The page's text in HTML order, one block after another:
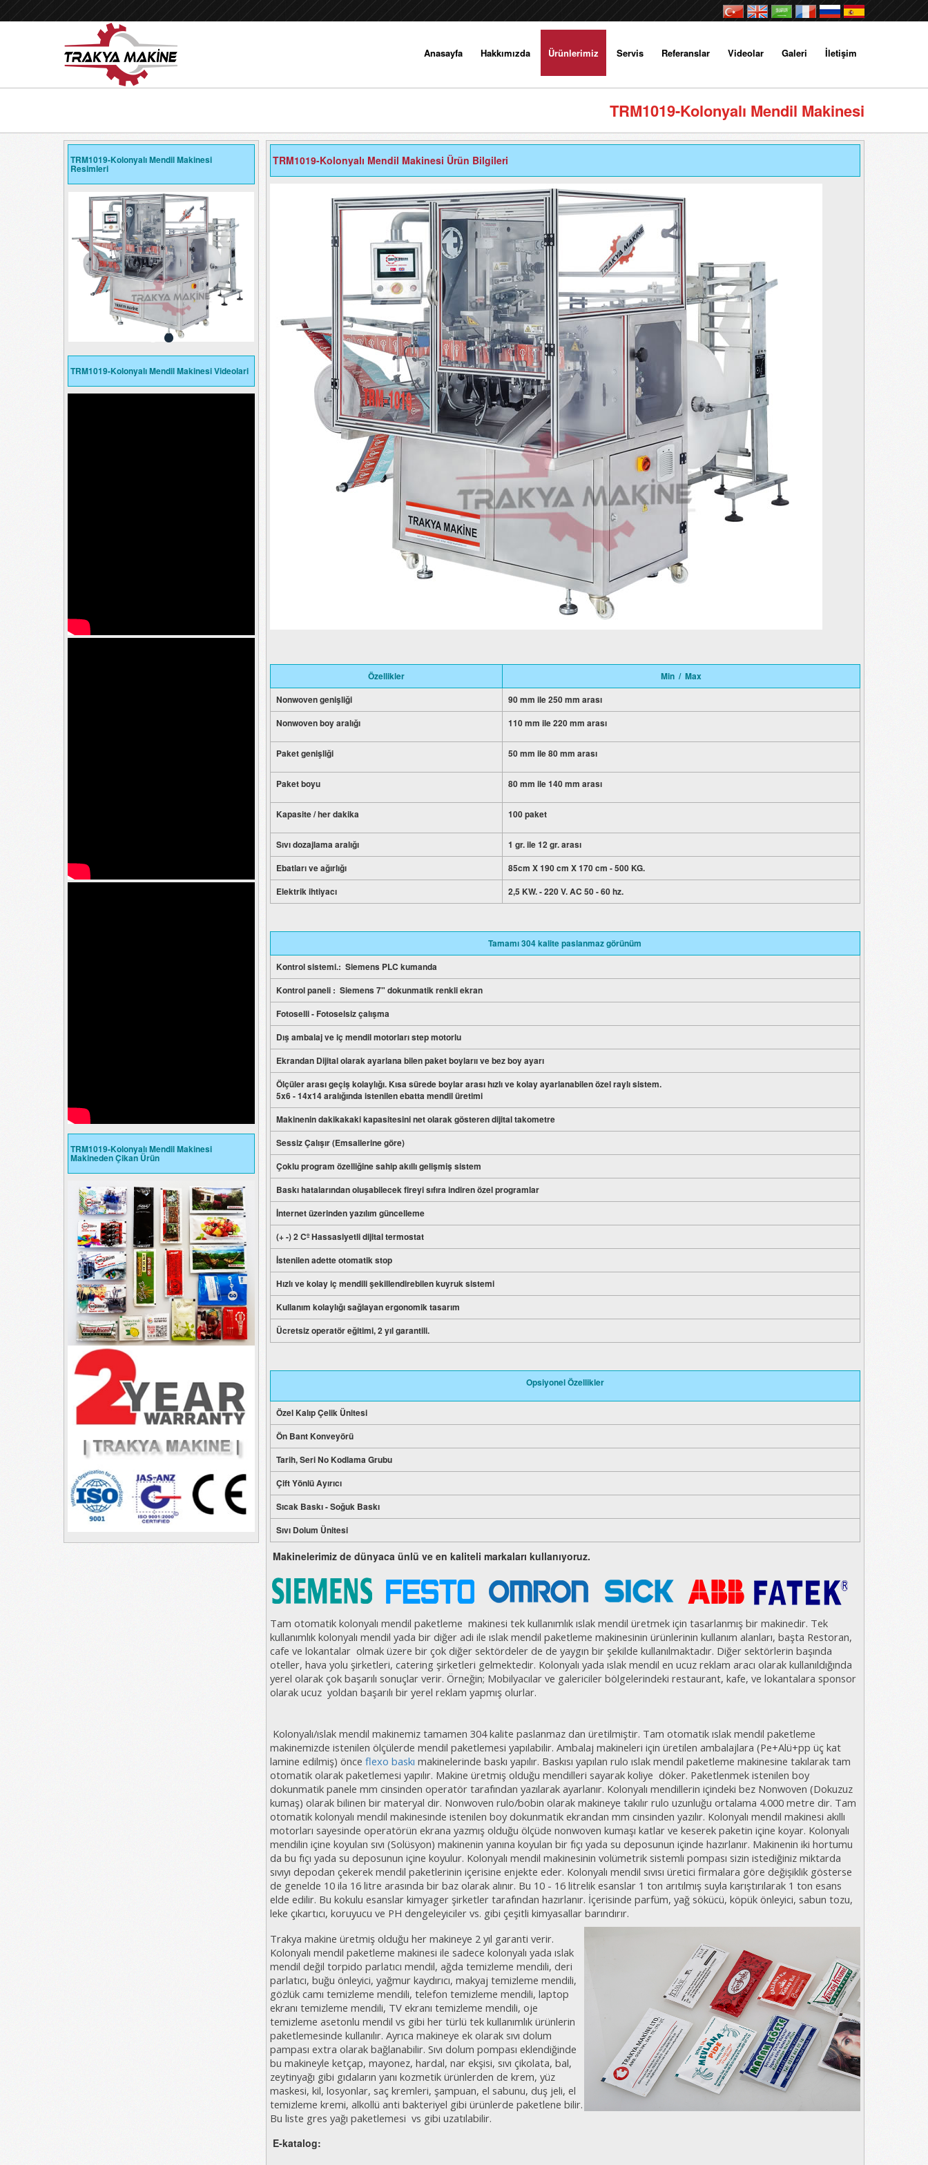
Anasayfa Hakkımızda Ürünlerimiz Servis Referanslar Videolar Galeri İletişim
TRM1019-Kolonyalı Mendil Makinesi
TRM1019-Kolonyalı Mendil Makinesi Ürün Bilgileri
Özellikler
Min / Max
Nonwoven genişliği
90 mm ile 250 mm arası
Nonwoven boy aralığı
110 mm ile 220 mm arası
Paket genişliği 50 mm ile 80 mm arası
Paket boyu 80 mm ile 140 mm arası
Kapasite / her dakika 100 paket
Sıvı dozajlama aralığı
1 gr. ile 12 gr. arası
Ebatları ve ağırlığı
85cm X 190 cm X 170 cm - 500 KG.
Elektrik ihtiyacı
2,5 KW. - 220 V. AC 50 - 60 hz.
Tamamı 304 kalite paslanmaz görünüm
Kontrol sistemi.: Siemens PLC kumanda
Kontrol paneli : Siemens 7" dokunmatik renkli ekran
Fotoselli - Fotoselsiz çalışma
Dış ambalaj ve iç mendil motorları step motorlu
Ekrandan Dijital olarak ayarlana bilen paket boylarıı ve bez boy ayarı
Ölçüler arası geçiş kolaylığı. Kısa sürede boylar arası hızlı ve kolay ayarlanabilen özel raylı sistem.
5x6 - 14x14 aralığında istenilen ebatta mendil üretimi
Makinenin dakikakaki kapasitesini net olarak gösteren dijital takometre
Sessiz Çalışır (Emsallerine göre)
Çoklu program özelliğine sahip akıllı gelişmiş sistem
Baskı hatalarından oluşabilecek fireyi sıfıra indiren özel programlar
İnternet üzerinden yazılım güncelleme
(+ -) 2 Cº Hassasiyetli dijital termostat
İstenilen adette otomatik stop
Hızlı ve kolay iç mendili şekillendirebilen kuyruk sistemi
Kullanım kolaylığı sağlayan ergonomik tasarım
Ücretsiz operatör eğitimi, 2 yıl garantili.
Opsiyonel Özellikler
Özel Kalıp Çelik Ünitesi
Ön Bant Konveyörü
Tarih, Seri No Kodlama Grubu
Çift Yönlü Ayırıcı
Sıcak Baskı - Soğuk Baskı
Sıvı Dolum Ünitesi
Makinelerimiz de dünyaca ünlü ve en kaliteli markaları kullanıyoruz.
Tam otomatik kolonyalı mendil paketleme makinesi tek kullanımlık ıslak mendil üretmek için tasarlanmış bir makinedir. Tek
kullanımlık kolonyalı mendil yada bir diğer adi ile ıslak mendil paketleme makinesinin ürünlerinin kullanım alanları, başta Restoran,
cafe ve lokantalar olmak üzere bir çok diğer sektördeler de de yaygın bir şekilde kullanılmaktadır. Diğer sektörlerin başında
oteller, hava yolu şirketleri, catering şirketleri gelmektedir. Kolonyalı yada ıslak mendil en ucuz reklam aracı olarak kullanıldığında
yerel olarak çok başarılı sonuçlar verir. Örneğin; Mobilyacılar ve galericiler bölgelerindeki restaurant, kafe, ve lokantalara sponsor
olarak ucuz yoldan başarılı bir yerel reklam yapmış olurlar.
Kolonyalı/ıslak mendil makinemiz tamamen 304 kalite paslanmaz dan üretilmiştir. Tam otomatik ıslak mendil paketleme
makinemizde istenilen ölçülerde mendil paketlemesi yapılabilir. Ambalaj makineleri için üretilen ambalajlara (Pe+Alü+pp üç kat
lamine edilmiş) önce flexo baskı makinelerinde baskı yapılır. Baskısı yapılan rulo ıslak mendil paketleme makinesine takılarak tam
otomatik olarak paketlemesi yapılır. Makine üretmiş olduğu mendilleri sayarak koliye döker. Paketlenmek istenilen boy
dokunmatik panele mm cinsinden operatör tarafından yazılarak ayarlanır. Kolonyalı mendillerin içindeki bez Nonwoven (Dokuzuz
kumaş) olarak bilinen bir materyal dir. Nonwoven rulo/bobin olarak makineye takılır rulo uzunluğu ortalama 4.000 metre dir. Tam
otomatik kolonyalı mendil makinesinde istenilen boy dokunmatik ekrandan mm cinsinden yazılır. Kolonyalı mendil makinesi akıllı
motorları sayesinde operatörün ekrana yazmış olduğu ölçüde nonwoven kumaşı katlar ve keserek paketin içine koyar. Kolonyalı
mendilin içine koyulan sıvı (Solüsyon) makinenin yanına koyulan bir fıçı yada su deposunun içinde hazırlanır. Makinenin iki hortumu
da bu fıçı yada su deposunun içine koyulur. Kolonyalı mendil makinesinin volümetrik sistemli pompası sizin istediğiniz miktarda
sıvıyı depodan çekerek mendil paketlerinin içerisine enjekte eder. Kolonyalı mendil sıvısı üretici firmalara göre değişiklik gösterse
de genelde 10 ila 16 litre arasında bir baz olarak alınır. Bu 10 - 16 litrelik esanslar 1 ton arıtılmış suyla karıştırılarak 1 ton esans
elde edilir. Bu kokulu esanslar kimyager şirketler tarafından hazırlanır. İçerisinde parfüm, yağ sökücü, köpük önleyici, sabun tozu,
leke çıkartıcı, koruyucu ve PH dengeleyiciler vs. gibi çeşitli kimyasallar barındırır.
Trakya makine üretmiş olduğu her makineye 2 yıl garanti verir.
Kolonyalı mendil paketleme makinesi ile sadece kolonyalı yada ıslak
mendil değil torpido parlatıcı mendil, ağda temizleme mendili, deri
parlatıcı, buğu önleyici, yağmur kaydırıcı, makyaj temizleme mendili,
gözlük camı temizleme mendili, telefon temizleme mendili, laptop
ekranı temizleme mendili, TV ekranı temizleme mendili, oje
temizleme asetonlu mendil vs gibi her türlü tek kullanımlık ürünlerin
paketlemesinde kullanılır. Ayrıca makineye ek olarak sıvı dolum
pampası extra olarak bağlanabilir. Sıvı dolum pompası eklendiğinde
bu makineyle ketçap, mayonez, hardal, nar ekşisi, sıvı çikolata, bal,
zeytinyağı gibi gıdaların yanı kozmetik ürünlerden de krem, yüz
maskesi, kil, losyonlar, saç kremleri, şampuan, el sabunu, duş jeli, el
temizleme kremi, alkollü anti bakteriyel gibi ürünlerde paketlene bilir.
Bu liste gres yağı paketlemesi vs gibi uzatılabilir.
E-katalog:
TRM1019-Kolonyalı Mendil Makinesi
Resimleri
TRM1019-Kolonyalı Mendil Makinesi Videolari
TRM1019-Kolonyalı Mendil Makinesi
Makineden Çikan Ürün